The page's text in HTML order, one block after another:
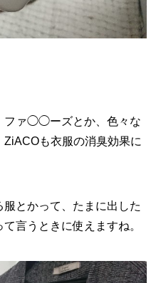
ファ◯◯ーズとか、色々な
も衣服の消臭効果に
とかって、たまに出した
言うときに使えますね。